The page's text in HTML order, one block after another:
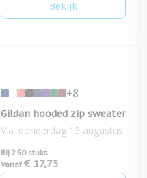
Bekijk
+8
Gildan hooded zip sweater
V.a. donderdag 13 augustus
Bij 250 stuks
Vanaf € 17,75